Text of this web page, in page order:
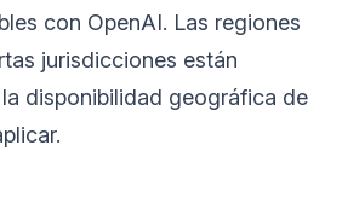
con OpenAI. Las regiones
jurisdicciones están
disponibilidad geográfica de